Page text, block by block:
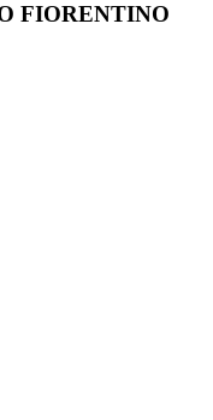
FIORENTINO